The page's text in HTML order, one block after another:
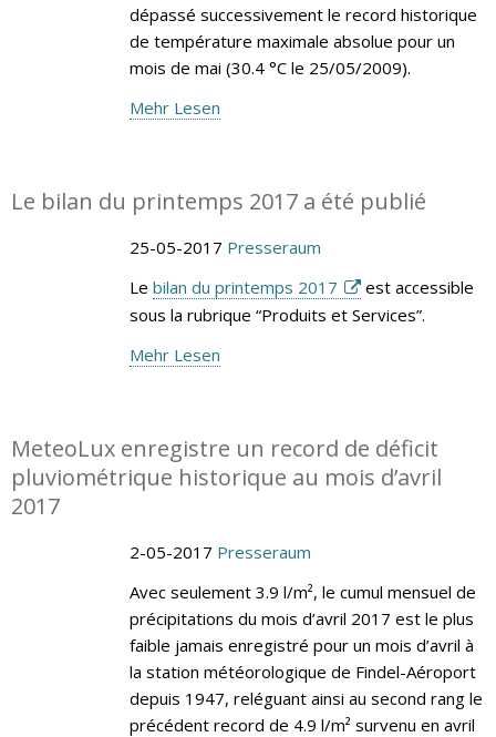
dépassé successivement le record historique
de température maximale absolue pour un
mois de mai (30.4 °C le 25/05/2009).
Mehr Lesen
Le bilan du printemps 2017 a été publié
25-05-2017 Presseraum
Le bilan du printemps 2017
est accessible
sous la rubrique “Produits et Services”.
Mehr Lesen
MeteoLux enregistre un record de déficit
pluviométrique historique au mois d’avril
2017
2-05-2017 Presseraum
Avec seulement 3.9 l/m², le cumul mensuel de
précipitations du mois d’avril 2017 est le plus
faible jamais enregistré pour un mois d’avril à
la station météorologique de Findel-Aéroport
depuis 1947, reléguant ainsi au second rang le
précédent record de 4.9 l/m² survenu en avril